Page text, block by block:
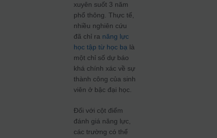
xuyên suốt 3 năm
phổ thông. Thực tế,
nhiều nghiên cứu
đã chỉ ra năng lực
học tập từ học bạ là
một chỉ số dự báo
khá chính xác về sự
thành công của sinh
viên ở bậc đại học.
Đối với cột điểm
đánh giá năng lực,
các trường có thể